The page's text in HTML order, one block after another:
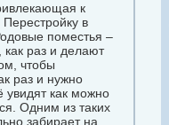
к
в
поместья –
раз и делают
чтобы
раз и нужно
увидят как можно
Одним из таких
забирает на